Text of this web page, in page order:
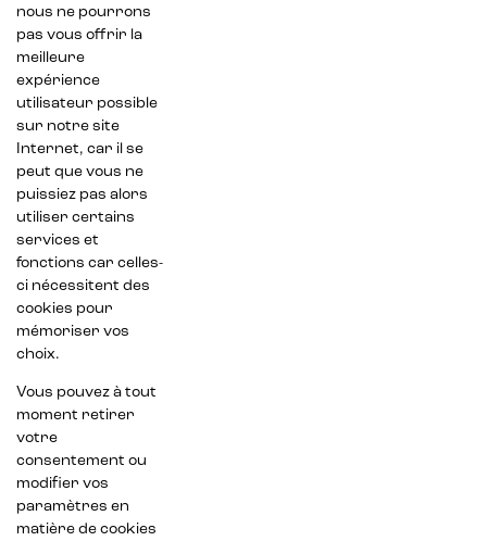
nous ne pourrons
pas vous offrir la
meilleure
expérience
utilisateur possible
sur notre site
Internet, car il se
peut que vous ne
puissiez pas alors
utiliser certains
services et
fonctions car celles-
ci nécessitent des
cookies pour
mémoriser vos
choix.
Vous pouvez à tout
moment retirer
votre
consentement ou
modifier vos
paramètres en
matière de cookies